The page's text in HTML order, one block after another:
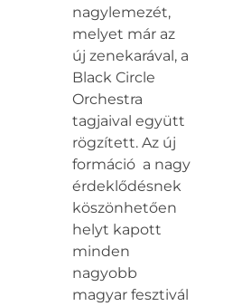
nagylemezét,
melyet már az
új zenekarával, a
Black Circle
Orchestra
tagjaival együtt
rögzített. Az új
formáció a nagy
érdeklődésnek
köszönhetően
helyt kapott
minden
nagyobb
magyar fesztivál